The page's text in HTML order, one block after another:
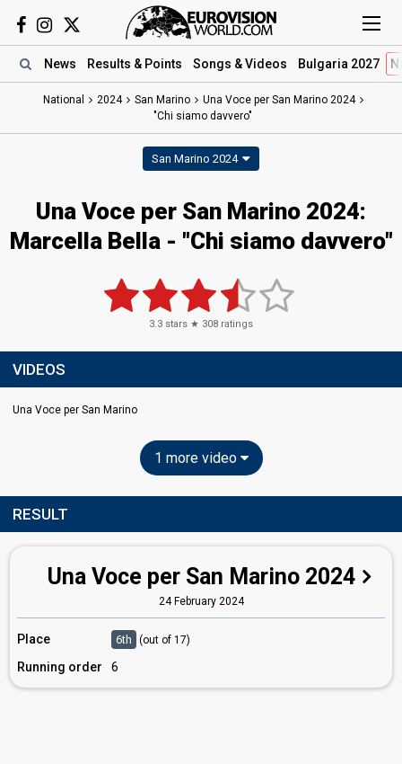
News Results & Points Songs & Videos Bulgaria 2027
National 2024 San Marino
Una Voce per San Marino 2024
"Chi siamo davvero"
San Marino 2024
Una Voce per San Marino 2024:
Marcella Bella- "Chi siamo davvero"
3.3 stars ★ 308 ratings
VIDEOS
Una Voce per San Marino
1 more video
RESULT
Una Voce per San Marino 2024
24 February 2024
Place 6th (out of 17)
Running order 6